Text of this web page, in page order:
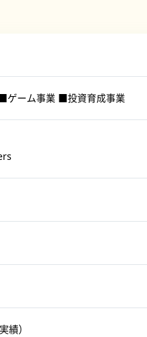
ゲーム事業 ■投資育成事業
績）